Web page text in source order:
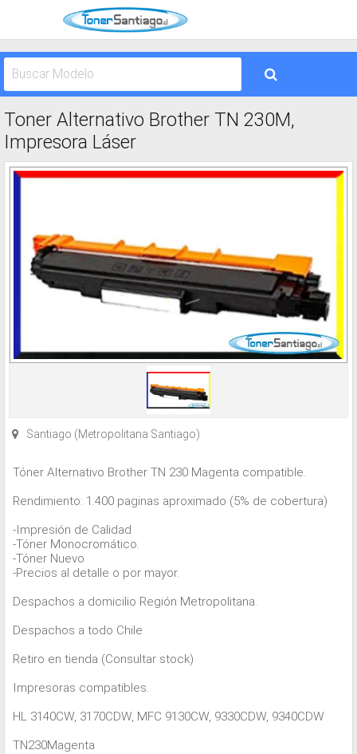
Toner Alternativo Brother TN 230M,
Impresora Láser
Santiago (Metropolitana Santiago)
Tóner Alternativo Brother TN 230 Magenta compatible.
Rendimiento: 1.400 paginas aproximado (5% de cobertura)
-Impresión de Calidad
-Tóner Monocromático.
-Tóner Nuevo
-Precios al detalle o por mayor.
Despachos a domicilio Región Metropolitana.
Despachos a todo Chile
Retiro en tienda (Consultar stock)
Impresoras compatibles.
HL 3140CW, 3170CDW, MFC 9130CW, 9330CDW, 9340CDW
TN230Magenta